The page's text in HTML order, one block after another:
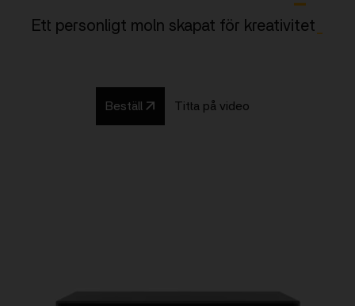
Ett personligt moln skapat för kreativitet
Beställ Titta på video